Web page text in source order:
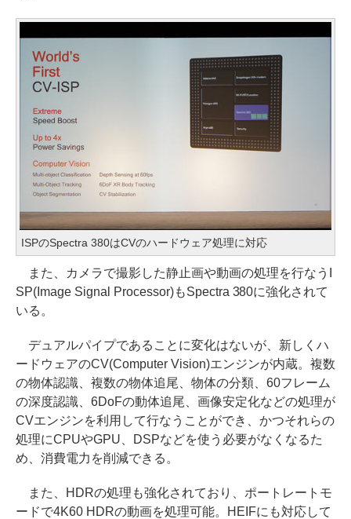
ISPのSpectra 380はCVのハードウェア処理に対応
また、カメラで撮影した静止画や動画の処理を行なうI
SP(Image Signal Processor)もSpectra 380に強化されて
いる。
デュアルパイプであることに変化はないが、新しくハ
ードウェアのCV(Computer Vision)エンジンが内蔵。複数
の物体認識、複数の物体追尾、物体の分類、60フレーム
の深度認識、6DoFの動体追尾、画像安定化などの処理が
CVエンジンを利用して行なうことができ、かつそれらの
処理にCPUやGPU、DSPなどを使う必要がなくなるた
め、消費電力を削減できる。
また、HDRの処理も強化されており、ポートレートモ
ードで4K60 HDRの動画を処理可能。HEIFにも対応して